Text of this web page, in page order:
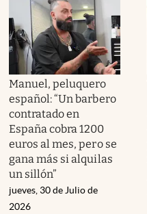
Manuel, peluquero
español: “Un barbero
contratado en
España cobra 1200
euros al mes, pero se
gana más si alquilas
un sillón”
jueves, 30 de Julio de
2026